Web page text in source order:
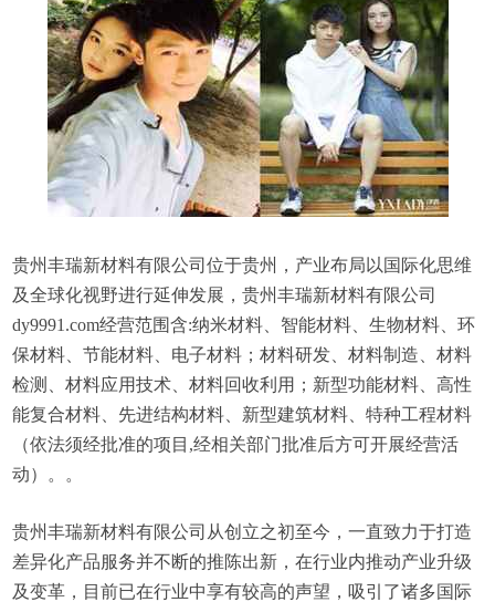
贵州丰瑞新材料有限公司位于贵州，产业布局以国际化思维
及全球化视野进行延伸发展，贵州丰瑞新材料有限公司
dy9991.com经营范围含:纳米材料、智能材料、生物材料、环
保材料、节能材料、电子材料；材料研发、材料制造、材料
检测、材料应用技术、材料回收利用；新型功能材料、高性
能复合材料、先进结构材料、新型建筑材料、特种工程材料
（依法须经批准的项目,经相关部门批准后方可开展经营活
动）。。
贵州丰瑞新材料有限公司从创立之初至今，一直致力于打造
差异化产品服务并不断的推陈出新，在行业内推动产业升级
及变革，目前已在行业中享有较高的声望，吸引了诸多国际